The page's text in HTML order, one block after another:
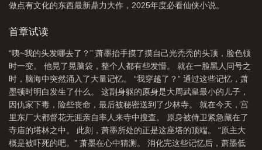
剑卡夜阁 综武开局就揍张三丰
做点有文化的东西最新鼎力大作，2025年度必看仙侠小说。
首章试读
“咦~我的头发哪去了？” 萧墨抬手摸了摸自己光秃秃的头顶，脸色顿
时一变。 他晃了晃脑袋，整个人都有些发懵。 就在一脸黑人问号之
时，脑海中突然涌入了大量记忆。 “我穿越了？” 通过这些记忆，萧
墨顿时明白发生了什么。 这副身躯的原身是大周武皇最小的儿子，
因仇家下毒，险些丧命，最后被秘密送到了少林寺。 就在今天，宫
里东厂大都督花无涯亲自率人来寺中搜查。 原身被侍卫紧急藏在了
寺庙的塔林之中。 此刻，萧墨所处的正是这座塔的顶端。 “原主大
概是被吓死的吧。” 萧墨在心中猜测。 消化完这些记忆后，萧墨低